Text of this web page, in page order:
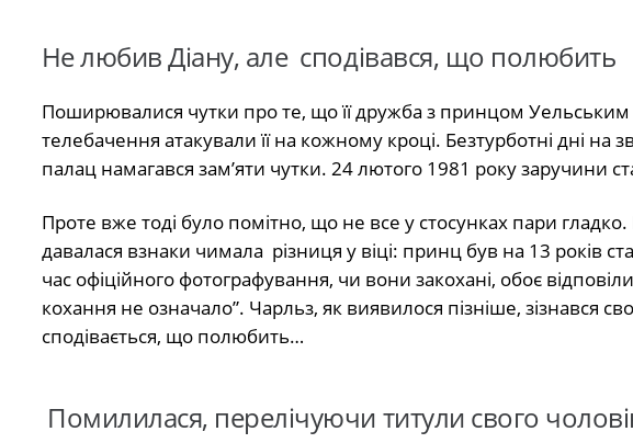
Не любив Діану, але сподівався, що полюбить
Поширювалися чутки про те, що її дружба з принцом
телебачення атакували її на кожному кроці. Безтурботні дні на
палац намагався зам’яти чутки. 24 лютого 1981 року заручини
Проте вже тоді було помітно, що не все у стосунках пари
давалася взнаки чимала різниця у віці: принц був на 13 років
час офіційного фотографування, чи вони закохані, обоє
кохання не означало”. Чарльз, як виявилося пізніше, зізнався
сподівається, що полюбить…
Помилилася, перелічуючи титули свого